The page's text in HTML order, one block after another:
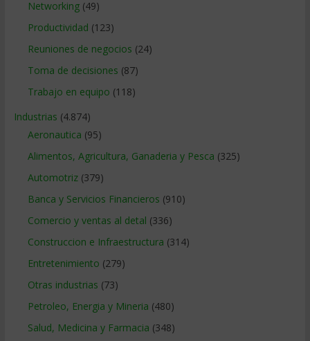
Networking(49)
Productividad (123)
Reuniones de negocios (24)
Toma de decisiones (87)
Trabajo en equipo (118)
Industrias (4.874)
Aeronautica (95)
Alimentos, Agricultura, Ganaderia y Pesca (325)
Automotriz(379)
Banca y Servicios Financieros (910)
Comercio y ventas al detal (336)
Construccion e Infraestructura (314)
Entretenimiento (279)
Otras industrias (73)
Petroleo, Energia y Mineria (480)
Salud, Medicina y Farmacia (348)